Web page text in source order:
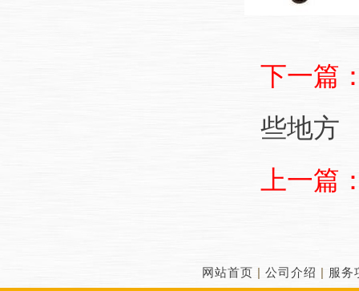
下一篇
些地方
上一篇
网站首页 | 公司介绍 | 服务